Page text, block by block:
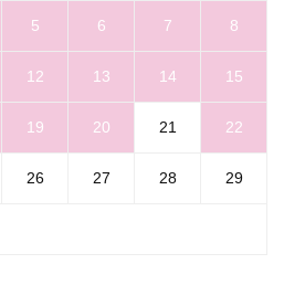
5 6 7 8
12 13 14 15
19 20 21 22
26 27 28 29